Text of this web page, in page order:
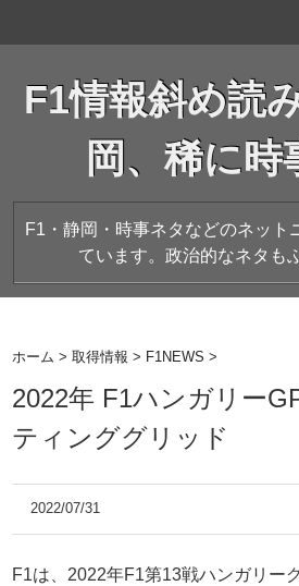
F1情報斜め読
岡、稀に時
F1・静岡・時事ネタなどのネット
ています。政治的なネタも
ホーム >取得情報 > F1NEWS >
2022年 F1ハンガリー
ティンググリッド
2022/07/31
F1は、2022年F1第13戦ハンガリー